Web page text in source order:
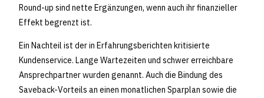
Round-up sind nette Ergänzungen, wenn auch ihr finanzieller
Effekt begrenzt ist.
Ein Nachteil ist der in Erfahrungsberichten kritisierte
Kundenservice. Lange Wartezeiten und schwer erreichbare
Ansprechpartner wurden genannt. Auch die Bindung des
Saveback-Vorteils an einen monatlichen Sparplan sowie die